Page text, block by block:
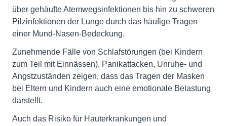
über gehäufte Atemwegsinfektionen bis hin zu schweren
Pilzinfektionen der Lunge durch das häufige Tragen
einer Mund-Nasen-Bedeckung.
Zunehmende Fälle von Schlafstörungen (bei Kindern
zum Teil mit Einnässen), Panikattacken, Unruhe- und
Angstzuständen zeigen, dass das Tragen der Masken
bei Eltern und Kindern auch eine emotionale Belastung
darstellt.
Auch das Risiko für Hauterkrankungen und